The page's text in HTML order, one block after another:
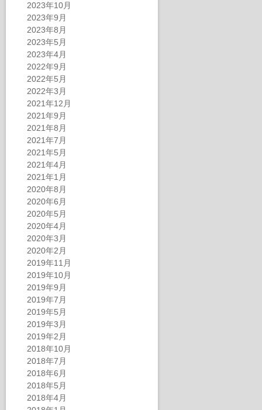
2023年10月
2023年9月
2023年8月
2023年5月
2023年4月
2022年9月
2022年5月
2022年3月
2021年12月
2021年9月
2021年8月
2021年7月
2021年5月
2021年4月
2021年1月
2020年8月
2020年6月
2020年5月
2020年4月
2020年3月
2020年2月
2019年11月
2019年10月
2019年9月
2019年7月
2019年5月
2019年3月
2019年2月
2018年10月
2018年7月
2018年6月
2018年5月
2018年4月